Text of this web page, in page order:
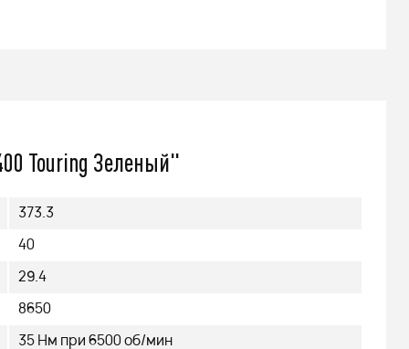
Touring Зеленый"
373.3
40
29.4
8650
35 Нм при 6500 об/мин